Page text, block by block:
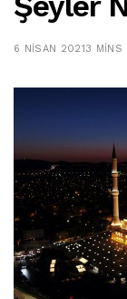
6 NISAN 20213 MINS